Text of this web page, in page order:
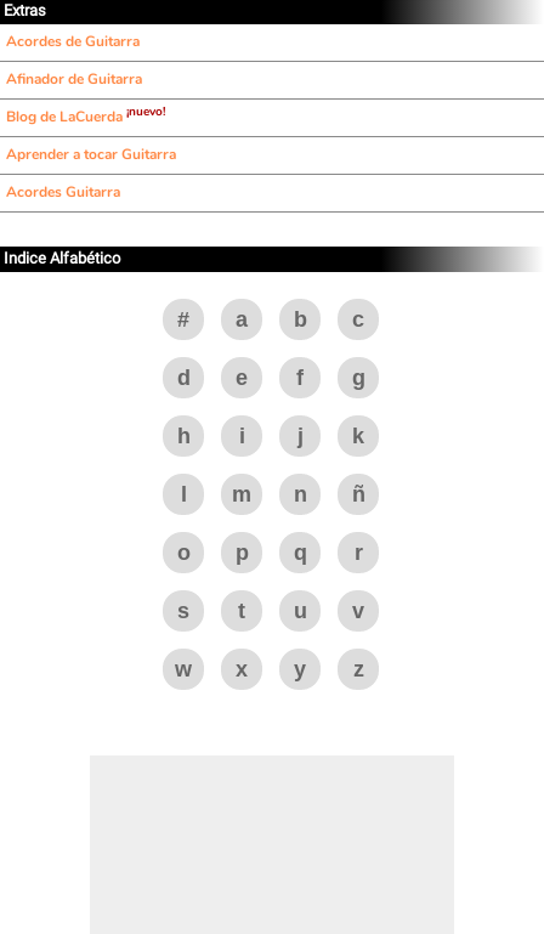
Extras
Acordes de Guitarra
Afinador de Guitarra
Blog de LaCuerda ¡nuevo!
Aprender a tocar Guitarra
Acordes Guitarra
Indice Alfabético
# a b c
d e f g
h i j k
m n ñ
o p q r
s t u v
w x y z